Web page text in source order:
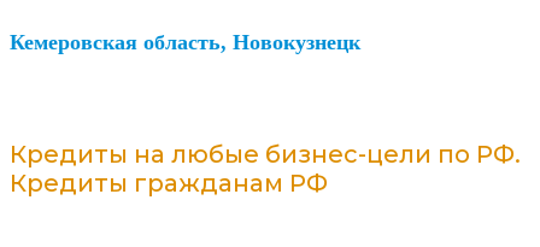
Кемеровская область, Новокузнецк
Кредиты на любые бизнес-цели по РФ.
Кредиты гражданам РФ